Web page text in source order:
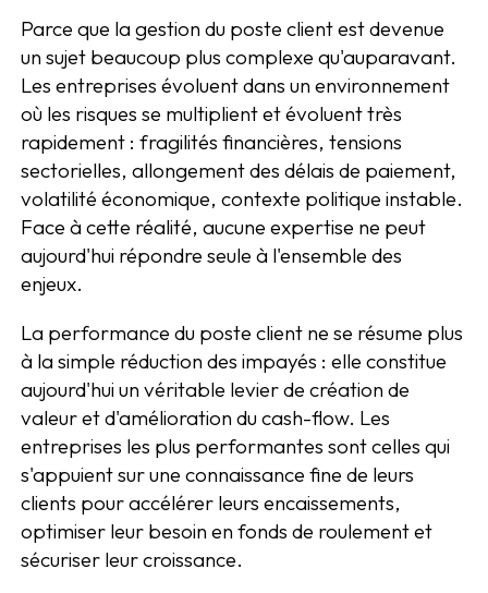
Parce que la gestion du poste client est devenue
un sujet beaucoup plus complexe qu'auparavant.
Les entreprises évoluent dans un environnement
où les risques se multiplient et évoluent très
rapidement : fragilités financières, tensions
sectorielles, allongement des délais de paiement,
volatilité économique, contexte politique instable.
Face à cette réalité, aucune expertise ne peut
aujourd'hui répondre seule à l'ensemble des
enjeux.
La performance du poste client ne se résume plus
à la simple réduction des impayés : elle constitue
aujourd'hui un véritable levier de création de
valeur et d'amélioration du cash-flow. Les
entreprises les plus performantes sont celles qui
s'appuient sur une connaissance fine de leurs
clients pour accélérer leurs encaissements,
optimiser leur besoin en fonds de roulement et
sécuriser leur croissance.